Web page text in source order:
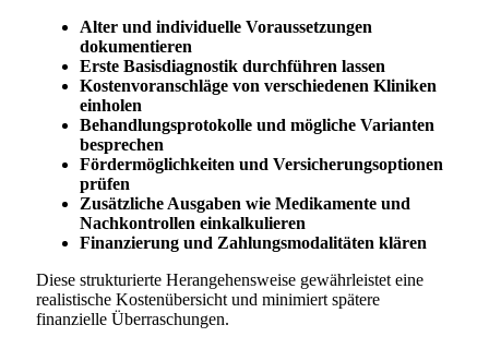
Alter und individuelle Voraussetzungen
dokumentieren
Erste Basisdiagnostik durchführen lassen
Kostenvoranschläge von verschiedenen Kliniken
einholen
Behandlungsprotokolle und mögliche Varianten
besprechen
Fördermöglichkeiten und Versicherungsoptionen
prüfen
Zusätzliche Ausgaben wie Medikamente und
Nachkontrollen einkalkulieren
Finanzierung und Zahlungsmodalitäten klären
Diese strukturierte Herangehensweise gewährleistet eine
realistische Kostenübersicht und minimiert spätere
finanzielle Überraschungen.